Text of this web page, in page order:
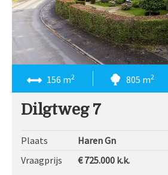
156 m2 805 m2
Dilgtweg 7
Plaats
Haren Gn
Vraagprijs
€ 725.000 k.k.